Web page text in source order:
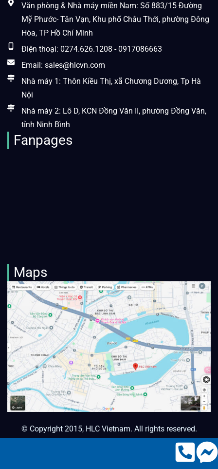
Văn phòng & Nhà máy miền Nam: Số 883/15 Đường
Mỹ Phước- Tân Vạn, Khu phố Châu Thới, phường Đông
Hòa, TP Hồ Chí Minh
Điện thoại: 0274.626.1208 - 0917086663
Email: sales@hlcvn.com
Nhà máy 1: Thôn Kiều Thị, xã Chương Dương, Tp Hà
Nội
Nhà máy 2: Lô D, KCN Đồng Văn II, phường Đồng Văn,
tỉnh Ninh Bình
Fanpages
Maps
© Copyright 2015, HLC Vietnam. All rights reserved.